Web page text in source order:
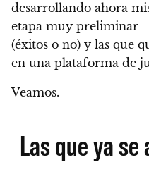
desarrollando ahora
etapa muy preliminar–
(éxitos o no) y las que
en una plataforma de
Veamos.
Las que ya